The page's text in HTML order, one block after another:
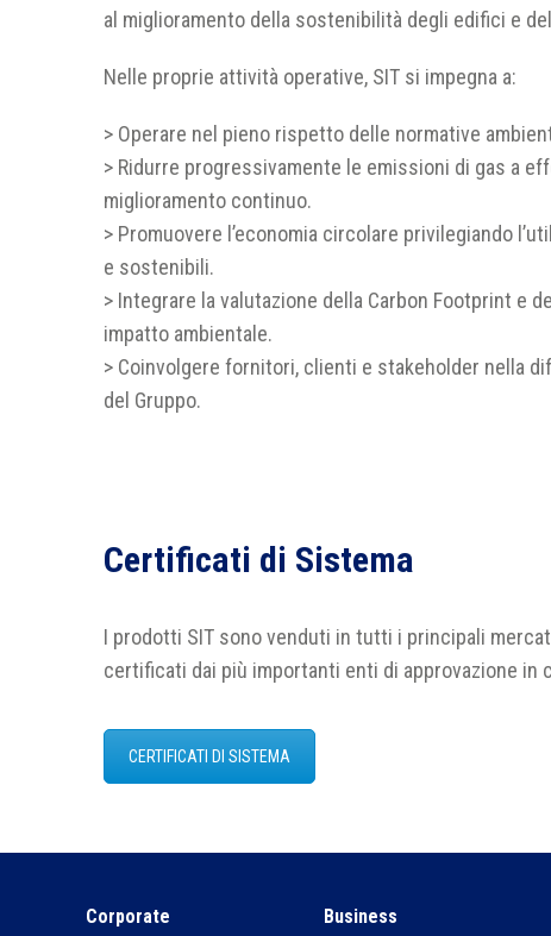
al miglioramento della sostenibilità degli edifici e
Nelle proprie attività operative, SIT si impegna a:
> Operare nel pieno rispetto delle normative
> Ridurre progressivamente le emissioni di gas a
miglioramento continuo.
> Promuovere l’economia circolare privilegiando
e sostenibili.
> Integrare la valutazione della Carbon Footprint e
impatto ambientale.
> Coinvolgere fornitori, clienti e stakeholder nella
del Gruppo.
Certificati di Sistema
I prodotti SIT sono venduti in tutti i principali
certificati dai più importanti enti di approvazione in
CERTIFICATI DI SISTEMA
Corporate Business